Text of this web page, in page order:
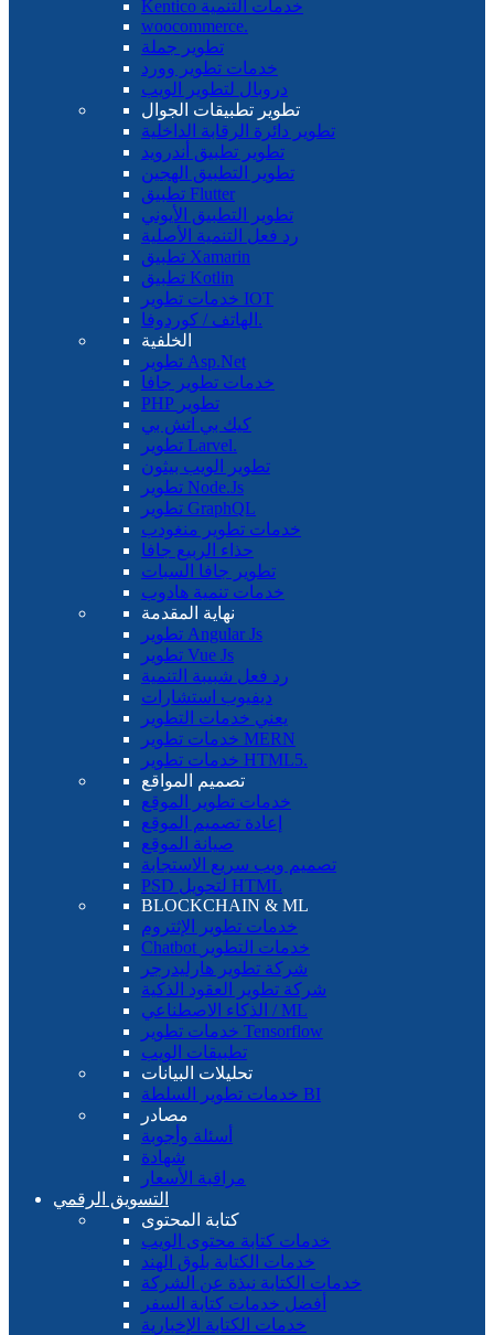
Kentico خدمات التنمية
woocommerce.
تطوير جملة
خدمات تطوير وورد
دروبال لتطوير الويب
تطوير تطبيقات الجوال
تطوير دائرة الرقابة الداخلية
تطوير تطبيق أندرويد
تطوير التطبيق الهجين
تطبيق Flutter
تطوير التطبيق الأيوني
رد فعل التنمية الأصلية
تطبيق Xamarin
تطبيق Kotlin
خدمات تطوير IOT
الهاتف / كوردوفا.
الخلفية
تطوير Asp.Net
خدمات تطوير جافا
PHP تطوير
كيك بي اتش بي
تطوير Larvel.
تطوير الويب بيثون
تطوير Node.Js
تطوير GraphQL
خدمات تطوير منغودب
حذاء الربيع جافا
تطوير جافا السبات
خدمات تنمية هادوب
نهاية المقدمة
تطوير Angular Js
تطوير Vue Js
رد فعل شبيبة التنمية
ديفيوب استشارات
يعني خدمات التطوير
خدمات تطوير MERN
خدمات تطوير HTML5.
تصميم المواقع
خدمات تطوير الموقع
إعادة تصميم الموقع
صيانة الموقع
تصميم ويب سريع الاستجابة
PSD لتحويل HTML
BLOCKCHAIN ​​& ML
خدمات تطوير الإثتروم
Chatbot خدمات التطوير
شركة تطوير هارليدرجر
شركة تطوير العقود الذكية
الذكاء الاصطناعي / ML
خدمات تطوير Tensorflow
تطبيقات الويب
تحليلات البيانات
خدمات تطوير السلطة BI
مصادر
أسئلة وأجوبة
شهادة
مراقبة الأسعار
التسويق الرقمي
كتابة المحتوى
خدمات كتابة محتوى الويب
خدمات الكتابة بلوق الهند
خدمات الكتابة نبذة عن الشركة
أفضل خدمات كتابة السفر
خدمات الكتابة الإخبارية